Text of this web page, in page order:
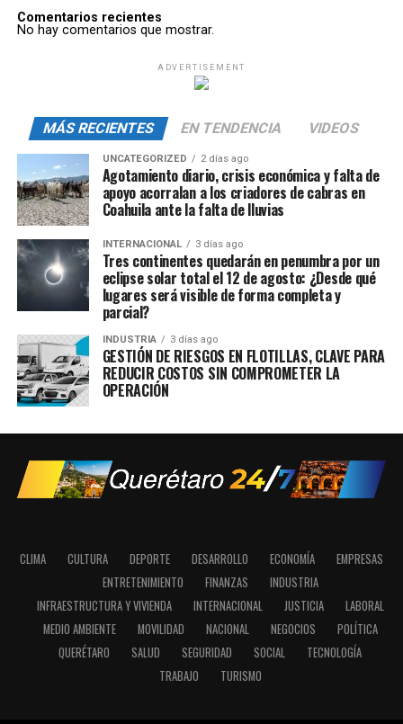
Comentarios recientes
No hay comentarios que mostrar.
ADVERTISEMENT
MÁS RECIENTES EN TENDENCIA VIDEOS
UNCATEGORIZED 2 días ago
Agotamiento diario, crisis económica y falta de
apoyo acorralan a los criadores de cabras en
Coahuila ante la falta de lluvias
INTERNACIONAL 3 días ago
Tres continentes quedarán en penumbra por un
eclipse solar total el 12 de agosto: ¿Desde qué
lugares será visible de forma completa y
parcial?
INDUSTRIA 3 días ago
GESTIÓN DE RIESGOS EN FLOTILLAS, CLAVE PARA
REDUCIR COSTOS SIN COMPROMETER LA
OPERACIÓN
CLIMA CULTURA DEPORTE DESARROLLO ECONOMÍA
EMPRESAS
ENTRETENIMIENTO
FINANZAS
INDUSTRIA
INFRAESTRUCTURA Y VIVIENDA
INTERNACIONAL JUSTICIA
LABORAL
MEDIO AMBIENTE
MOVILIDAD NACIONAL NEGOCIOS
POLÍTICA
QUERÉTARO
SALUD SEGURIDAD SOCIAL
TECNOLOGÍA
TRABAJO
TURISMO